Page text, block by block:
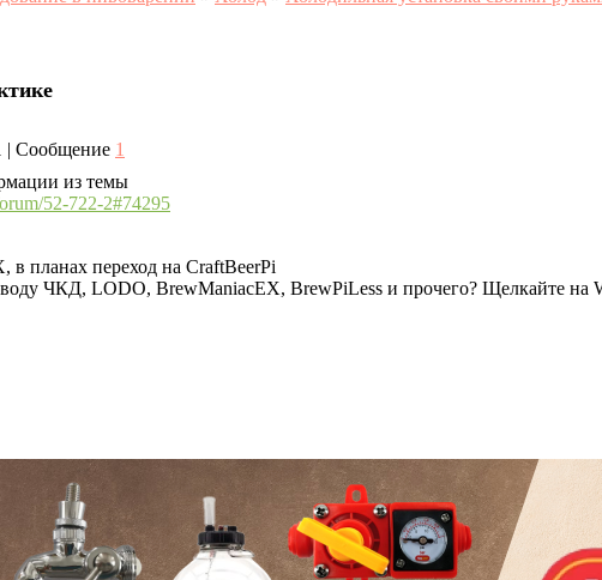
| Сообщение 1
из темы
52-722-2#74295
планах переход на CraftBeerPi
ЧКД, LODO, BrewManiacEX, BrewPiLess и прочего? Щелкайте на